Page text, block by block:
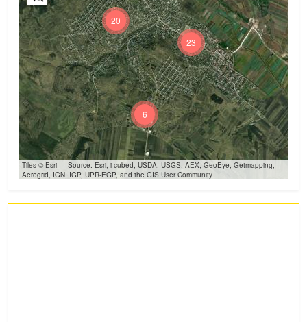
23
20
6
Tiles © Esri — Source: Esri, i-cubed, USDA, USGS, AEX, GeoEye, Getmapping,
Aerogrid, IGN, IGP, UPR-EGP, and the GIS User Community